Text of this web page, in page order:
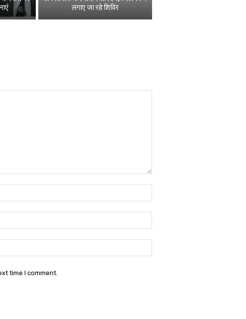
लगाए जा रहे शिविर
time I comment.